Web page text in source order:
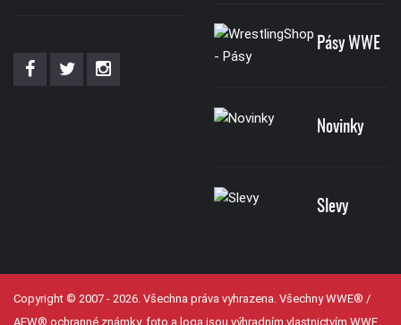
Pásy WWE
Novinky
Slevy
Copyright © 2007 - 2026. Všechna práva vyhrazena. Všechny WWE® /
AEW® ochranné známky, foto a loga jsou výhradním vlastnictvím WWE